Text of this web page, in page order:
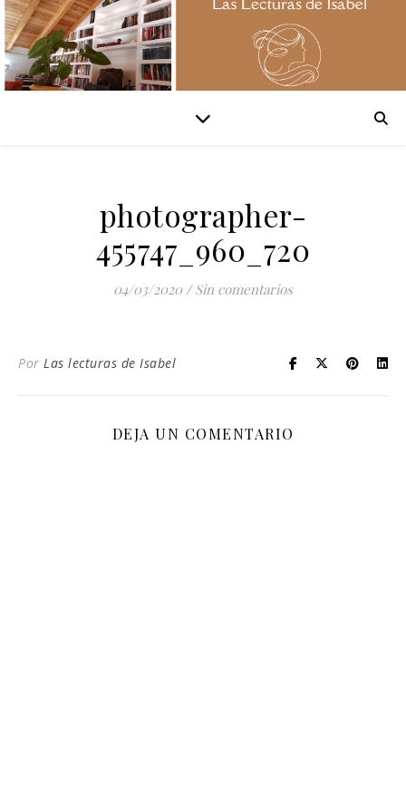
photographer-
455747_960_720
04/03/2020 / Sin comentarios
Por Las lecturas de Isabel
DEJA UN COMENTARIO